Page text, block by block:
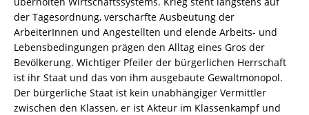
der Tagesordnung, verschärfte Ausbeutung der
ArbeiterInnen und Angestellten und elende Arbeits- und
Lebensbedingungen prägen den Alltag eines Gros der
Bevölkerung. Wichtiger Pfeiler der bürgerlichen Herrschaft
ist ihr Staat und das von ihm ausgebaute Gewaltmonopol.
Der bürgerliche Staat ist kein unabhängiger Vermittler
zwischen den Klassen, er ist Akteur im Klassenkampf und